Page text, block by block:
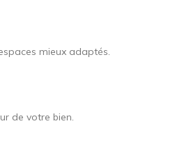
mieux adaptés.
de votre bien.